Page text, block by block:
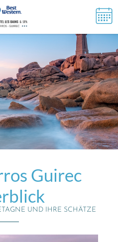
Guirec
UND IHRE SCHÄTZE